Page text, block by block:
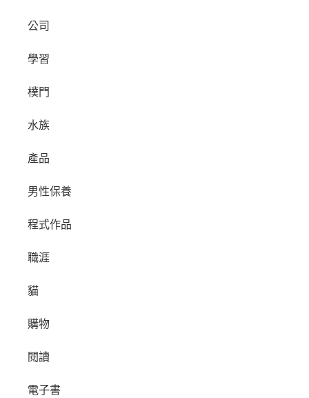
公司
學習
樸門
水族
產品
男性保養
程式作品
職涯
貓
購物
閱讀
電子書